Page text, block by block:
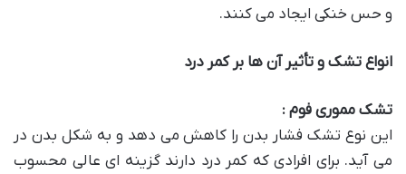
و حس خنکی ایجاد می کنند.
انواع تشک و تأثیر آن ها بر کمر درد
تشک مموری فوم :
این نوع تشک فشار بدن را کاهش می دهد و به شکل بدن در
می آید. برای افرادی که کمر درد دارند گزینه ای عالی محسوب